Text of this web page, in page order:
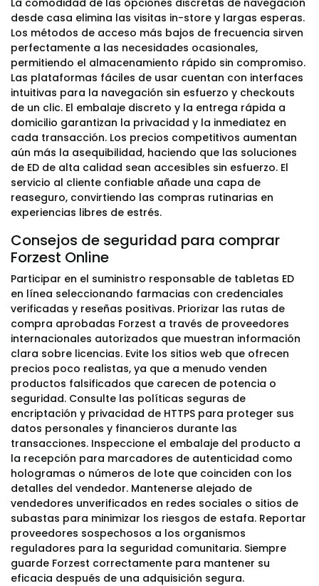
La comodidad de las opciones discretas de navegación
desde casa elimina las visitas in-store y largas esperas.
Los métodos de acceso más bajos de frecuencia sirven
perfectamente a las necesidades ocasionales,
permitiendo el almacenamiento rápido sin compromiso.
Las plataformas fáciles de usar cuentan con interfaces
intuitivas para la navegación sin esfuerzo y checkouts
de un clic. El embalaje discreto y la entrega rápida a
domicilio garantizan la privacidad y la inmediatez en
cada transacción. Los precios competitivos aumentan
aún más la asequibilidad, haciendo que las soluciones
de ED de alta calidad sean accesibles sin esfuerzo. El
servicio al cliente confiable añade una capa de
reaseguro, convirtiendo las compras rutinarias en
experiencias libres de estrés.
Consejos de seguridad para comprar
Forzest Online
Participar en el suministro responsable de tabletas ED
en línea seleccionando farmacias con credenciales
verificadas y reseñas positivas. Priorizar las rutas de
compra aprobadas Forzest a través de proveedores
internacionales autorizados que muestran información
clara sobre licencias. Evite los sitios web que ofrecen
precios poco realistas, ya que a menudo venden
productos falsificados que carecen de potencia o
seguridad. Consulte las políticas seguras de
encriptación y privacidad de HTTPS para proteger sus
datos personales y financieros durante las
transacciones. Inspeccione el embalaje del producto a
la recepción para marcadores de autenticidad como
hologramas o números de lote que coinciden con los
detalles del vendedor. Mantenerse alejado de
vendedores unverificados en redes sociales o sitios de
subastas para minimizar los riesgos de estafa. Reportar
proveedores sospechosos a los organismos
reguladores para la seguridad comunitaria. Siempre
guarde Forzest correctamente para mantener su
eficacia después de una adquisición segura.